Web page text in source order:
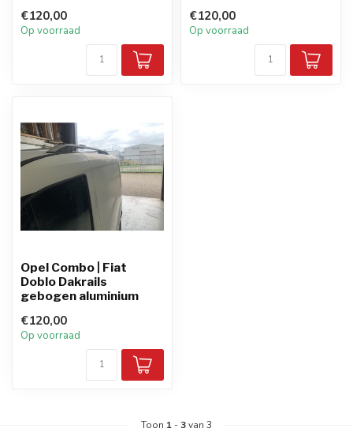
€120,00
Op voorraad
€120,00
Op voorraad
Opel Combo | Fiat
Doblo Dakrails
gebogen aluminium
€120,00
Op voorraad
Toon 1 -3van 3